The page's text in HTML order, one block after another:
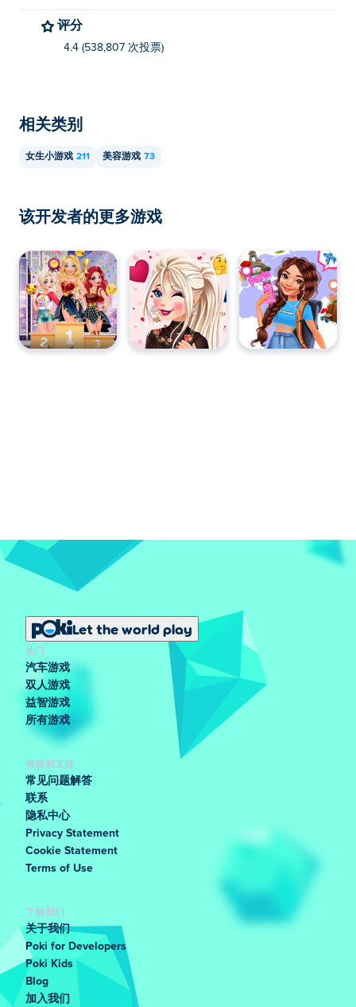
评分
4.4 (538,807 次投票)
相关类别
女生小游戏 211 美容游戏 73
该开发者的更多游戏
Let the world play
热门
汽车游戏
双人游戏
益智游戏
所有游戏
帮助和支持
常见问题解答
联系
隐私中心
Privacy Statement
Cookie Statement
Terms of Use
了解我们
关于我们
Poki for Developers
Poki Kids
Blog
加入我们